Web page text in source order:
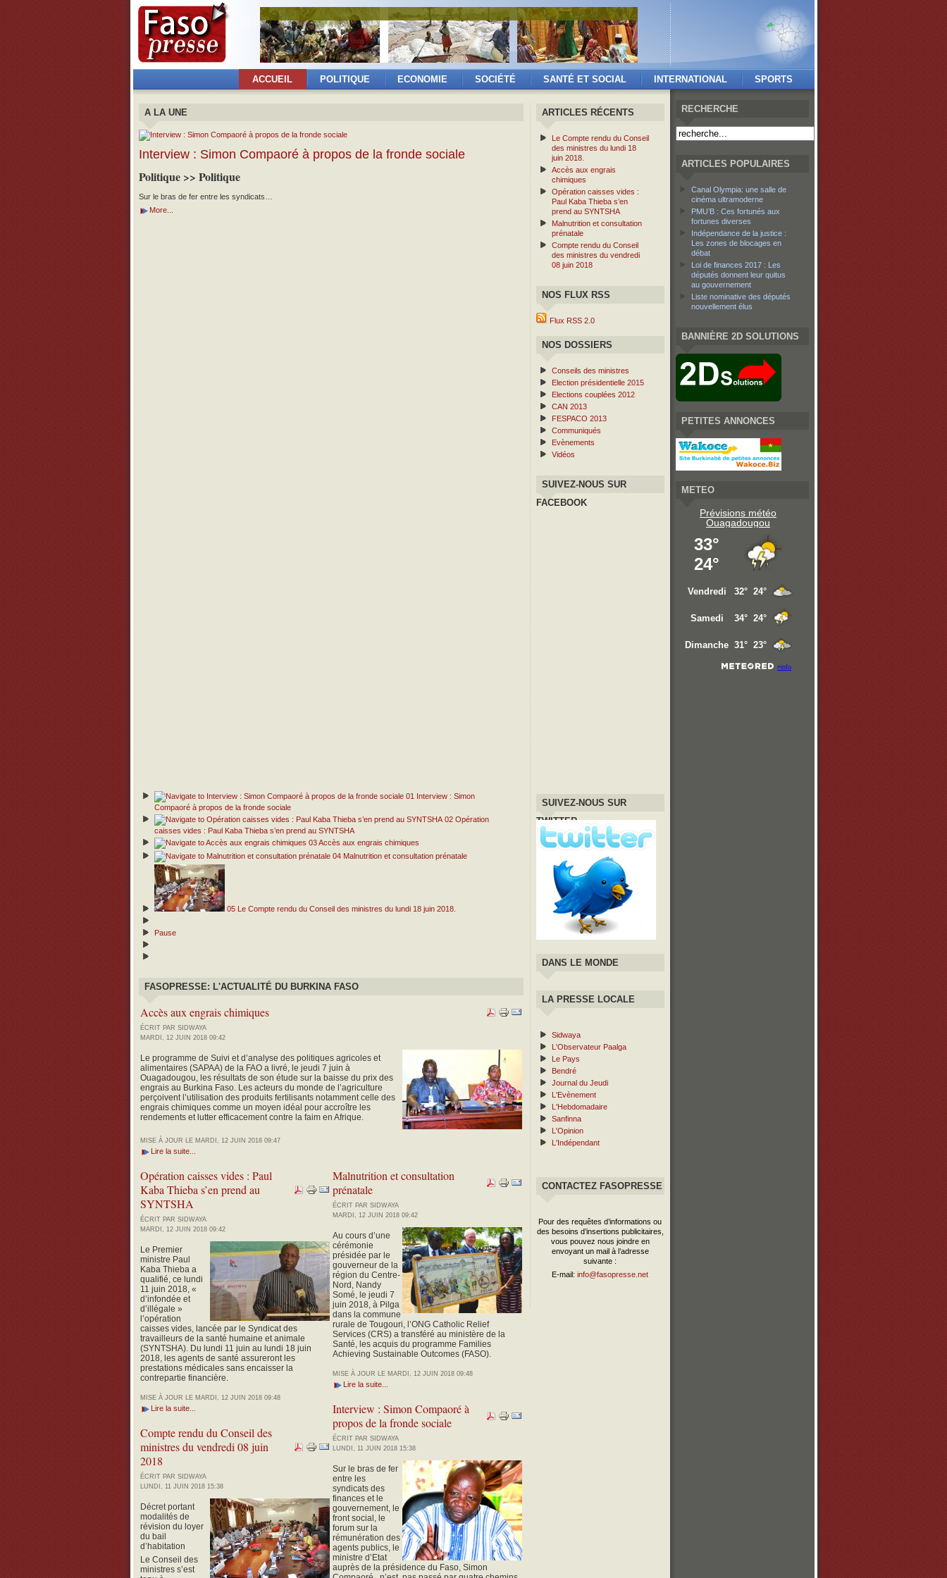
ACCUEIL POLITIQUE ECONOMIE SOCIÉTÉ SANTÉ ET SOCIAL INTERNATIONAL SPORTS
A LA UNE
Interview : Simon Compaoré à propos de la fronde sociale
Politique >> Politique
Sur le bras de fer entre les syndicats…
More...
01 Interview : Simon
Compaoré à propos de la fronde sociale
02 Opération
caisses vides : Paul Kaba Thieba s’en prend au SYNTSHA
03 Accès aux engrais chimiques
04 Malnutrition et consultation prénatale
05 Le Compte rendu du Conseil des ministres du lundi 18 juin 2018.
Pause
FASOPRESSE: L'ACTUALITÉ DU BURKINA FASO
Accès aux engrais chimiques
ÉCRIT PAR SIDWAYA
MARDI, 12 JUIN 2018 09:42
Le programme de Suivi et d’analyse des politiques agricoles et
alimentaires (SAPAA) de la FAO a livré, le jeudi 7 juin à
Ouagadougou, les résultats de son étude sur la baisse du prix des
engrais au Burkina Faso. Les acteurs du monde de l’agriculture
perçoivent l’utilisation des produits fertilisants notamment celle des
engrais chimiques comme un moyen idéal pour accroître les
rendements et lutter efficacement contre la faim en Afrique.
MISE À JOUR LE MARDI, 12 JUIN 2018 09:47
Lire la suite...
Opération caisses vides : Paul
Kaba Thieba s’en prend au
SYNTSHA
ÉCRIT PAR SIDWAYA
MARDI, 12 JUIN 2018 09:42
Le Premier
ministre Paul
Kaba Thieba a
qualifié, ce lundi
11 juin 2018, «
d’infondée et
d’illégale »
l’opération
caisses vides, lancée par le Syndicat des
travailleurs de la santé humaine et animale
(SYNTSHA). Du lundi 11 juin au lundi 18 juin
2018, les agents de santé assureront les
prestations médicales sans encaisser la
contrepartie financière.
MISE À JOUR LE MARDI, 12 JUIN 2018 09:48
Lire la suite...
Compte rendu du Conseil des
ministres du vendredi 08 juin
2018
ÉCRIT PAR SIDWAYA
LUNDI, 11 JUIN 2018 15:38
Décret portant
modalités de
révision du loyer
du bail
d’habitation
Le Conseil des
ministres s’est
Malnutrition et consultation
prénatale
ÉCRIT PAR SIDWAYA
MARDI, 12 JUIN 2018 09:42
Au cours d’une
cérémonie
présidée par le
gouverneur de la
région du Centre-
Nord, Nandy
Somé, le jeudi 7
juin 2018, à Pilga
dans la commune
rurale de Tougouri, l’ONG Catholic Relief
Services (CRS) a transféré au ministère de la
Santé, les acquis du programme Families
Achieving Sustainable Outcomes (FASO).
MISE À JOUR LE MARDI, 12 JUIN 2018 09:48
Lire la suite...
Interview : Simon Compaoré à
propos de la fronde sociale
ÉCRIT PAR SIDWAYA
LUNDI, 11 JUIN 2018 15:38
Sur le bras de fer
entre les
syndicats des
finances et le
gouvernement, le
front social, le
forum sur la
rémunération des
agents publics, le
ministre d’Etat
auprès de la présidence du Faso, Simon
ARTICLES RÉCENTS
Le Compte rendu du Conseil
des ministres du lundi 18
juin 2018.
Accès aux engrais
chimiques
Opération caisses vides :
Paul Kaba Thieba s’en
prend au SYNTSHA
Malnutrition et consultation
prénatale
Compte rendu du Conseil
des ministres du vendredi
08 juin 2018
NOS FLUX RSS
Flux RSS 2.0
NOS DOSSIERS
Conseils des ministres
Election présidentielle 2015
Elections couplées 2012
CAN 2013
FESPACO 2013
Communiqués
Evènements
Vidéos
SUIVEZ-NOUS SUR
FACEBOOK
SUIVEZ-NOUS SUR
TWITTER
DANS LE MONDE
LA PRESSE LOCALE
Sidwaya
L'Observateur Paalga
Le Pays
Bendré
Journal du Jeudi
L'Evènement
L'Hebdomadaire
Sanfinna
L'Opinion
L'Indépendant
CONTACTEZ FASOPRESSE
Pour des requêtes d’informations ou
des besoins d’insertions publicitaires,
vous pouvez nous joindre en
envoyant un mail à l’adresse
suivante :
E-mail: info@fasopresse.net
RECHERCHE
ARTICLES POPULAIRES
Canal Olympia: une salle de
cinéma ultramoderne
PMU’B : Ces fortunés aux
fortunes diverses
Indépendance de la justice :
Les zones de blocages en
débat
Loi de finances 2017 : Les
députés donnent leur quitus
au gouvernement
Liste nominative des députés
nouvellement élus
BANNIÈRE 2D SOLUTIONS
PETITES ANNONCES
METEO
Prévisions météo
Ouagadougou